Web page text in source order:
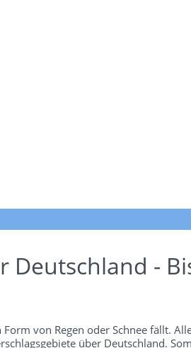
Deutschland -
von Regen oder Schnee fällt.
über Deutschland.